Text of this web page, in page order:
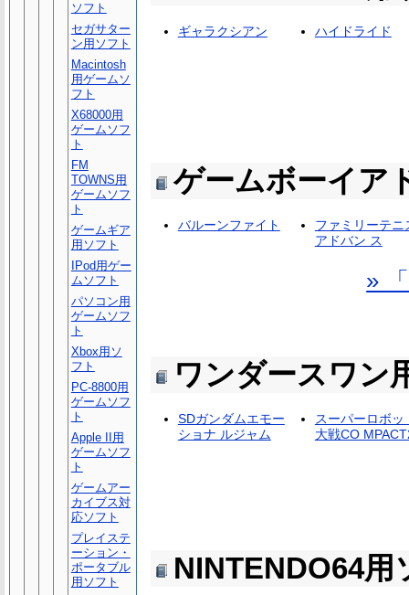
ギャラクシアン ハイドライド
ゲームボーイア
バルーンファイト
ファミリーテニ
アドバン ス
»
ワンダースワン
SDガンダムエモー
ショナ ルジャム
スーパーロボッ
大戦CO
NINTENDO64用
ソフト
セガサター
ン用ソフト
Macintosh
用ゲームソ
フト
X68000用
ゲームソフ
ト
FM
TOWNS用
ゲームソフ
ト
ゲームギア
用ソフト
IPod用ゲー
ムソフト
パソコン用
ゲームソフ
ト
Xbox用ソ
フト
PC-8800用
ゲームソフ
ト
Apple II用
ゲームソフ
ト
ゲームアー
カイブス対
応ソフト
プレイステ
ーション・
ポータブル
用ソフト